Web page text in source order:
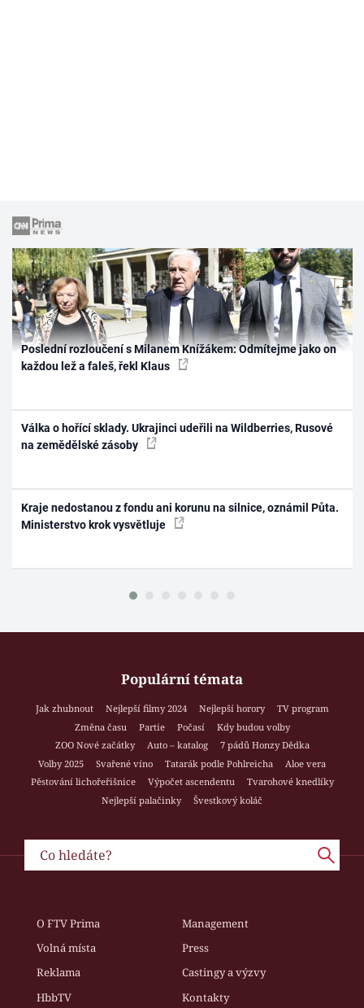
Poslední rozloučení s Milanem Knížákem: Odmítejme jako on
každou lež a faleš, řekl Klaus
Válka o hořící sklady. Ukrajinci udeřili na Wildberries, Rusové
na zemědělské zásoby
Kraje nedostanou z fondu ani korunu na silnice, oznámil Půta.
Ministerstvo krok vysvětluje
Populární témata
Jak zhubnout Nejlepší filmy 2024 Nejlepší horory
TV program
Změna času
Partie Počasí
Kdy budou volby
ZOO Nové začátky
Auto – katalog
7 pádů Honzy Dědka
Volby 2025
Svařené víno Tatarák podle Pohlreicha
Aloe vera
Pěstování lichořeřišnice
Výpočet ascendentu
Tvarohové knedlíky
Nejlepší palačinky
Švestkový koláč
O FTV Prima
Management
Volná místa
Press
Reklama
Castingy a výzvy
HbbTV
Kontakty